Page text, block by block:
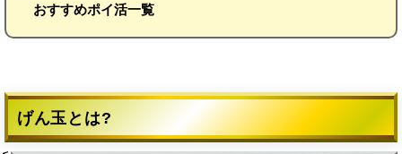
おすすめポイ活一覧
げん玉とは?